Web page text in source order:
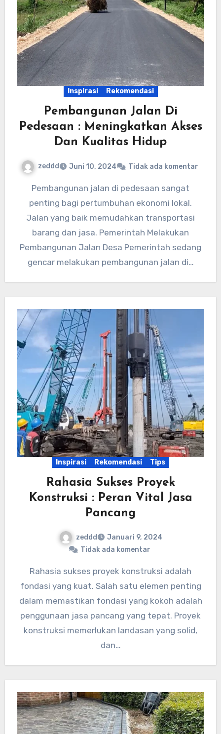
Inspirasi Rekomendasi
Pembangunan Jalan Di
Pedesaan : Meningkatkan Akses
Dan Kualitas Hidup
zeddd Juni 10, 2024 Tidak ada komentar
Pembangunan jalan di pedesaan sangat
penting bagi pertumbuhan ekonomi lokal.
Jalan yang baik memudahkan transportasi
barang dan jasa. Pemerintah Melakukan
Pembangunan Jalan Desa Pemerintah sedang
gencar melakukan pembangunan jalan di…
Inspirasi Rekomendasi Tips
Rahasia Sukses Proyek
Konstruksi : Peran Vital Jasa
Pancang
zeddd
Januari 9, 2024
Tidak ada komentar
Rahasia sukses proyek konstruksi adalah
fondasi yang kuat. Salah satu elemen penting
dalam memastikan fondasi yang kokoh adalah
penggunaan jasa pancang yang tepat. Proyek
konstruksi memerlukan landasan yang solid,
dan…